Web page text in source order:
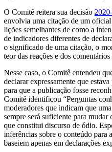
O Comitê reitera sua decisão
envolvia uma citação de um oficial
lições semelhantes de como a
de indicadores diferentes de
o significado de uma citação, o
teor das reações e dos
Nesse caso, o Comitê entendeu
declarar expressamente que
para que a publicação fosse
Comitê identificou “Perguntas
moderadores que indicam que
sempre será suficiente para
que constitui discurso de ódio.
inferências sobre o conteúdo para
baseiem apenas em declarações